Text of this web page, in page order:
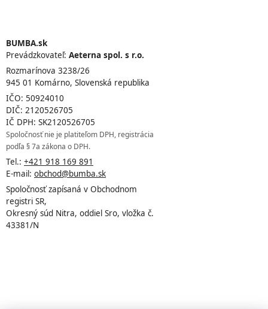
BUMBA.sk
Prevádzkovateľ: Aeterna spol. s r.o.
Rozmarínova 3238/26
945 01 Komárno, Slovenská republika
IČO: 50924010
DIČ: 2120526705
IČ DPH: SK2120526705
Spoločnosť nie je platiteľom DPH, registrácia
podľa § 7a zákona o DPH.
Tel.: +421 918 169 891
E-mail: obchod@bumba.sk
Spoločnosť zapísaná v Obchodnom
registri SR,
Okresný súd Nitra, oddiel Sro, vložka č.
43381/N